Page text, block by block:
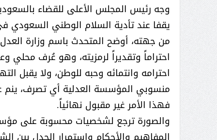
وجه رئيس المجلس الأعلى للقضاء
يقفا عند تأدية السلام الوطني السعودي
من جهته، أوضح المتحدث باسم وزارة العدل
احتراماً وتقديراً لرمزيته، وهو عُرف
احترامه وانتمائه وحبه للوطن، ولا يقبل
منسوبي المؤسسة العدلية أي تصرف، ينم
فهذا الأمر غير مقبول نهائياً.
والصورة ترجع لشخصيات محسوبة على
بمشاركة صاحبة السمو الملكي
الاميره نجود بنت هذلول بن
الثقافة في واحة الإبداع